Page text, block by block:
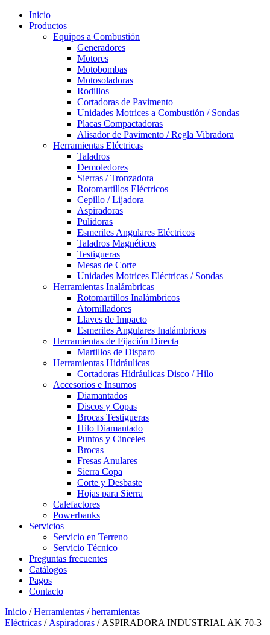
Inicio
Productos
Equipos a Combustión
Generadores
Motores
Motobombas
Motosoladoras
Rodillos
Cortadoras de Pavimento
Unidades Motrices a Combustión / Sondas
Placas Compactadoras
Alisador de Pavimento / Regla Vibradora
Herramientas Eléctricas
Taladros
Demoledores
Sierras / Tronzadora
Rotomartillos Eléctricos
Cepillo / Lijadora
Aspiradoras
Pulidoras
Esmeriles Angulares Eléctricos
Taladros Magnéticos
Testigueras
Mesas de Corte
Unidades Motrices Eléctricas / Sondas
Herramientas Inalámbricas
Rotomartillos Inalámbricos
Atornilladores
Llaves de Impacto
Esmeriles Angulares Inalámbricos
Herramientas de Fijación Directa
Martillos de Disparo
Herramientas Hidráulicas
Cortadoras Hidráulicas Disco / Hilo
Accesorios e Insumos
Diamantados
Discos y Copas
Brocas Testigueras
Hilo Diamantado
Puntos y Cinceles
Brocas
Fresas Anulares
Sierra Copa
Corte y Desbaste
Hojas para Sierra
Calefactores
Powerbanks
Servicios
Servicio en Terreno
Servicio Técnico
Preguntas frecuentes
Catálogos
Pagos
Contacto
Inicio /Herramientas /herramientas
Eléctricas / Aspiradoras / ASPIRADORA INDUSTRIAL AK 70-3